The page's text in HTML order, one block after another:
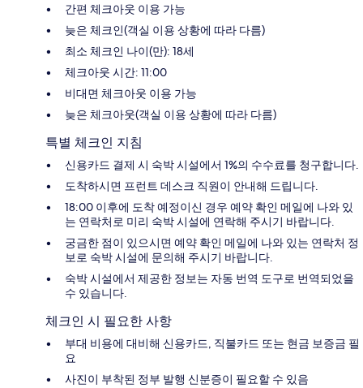
간편 체크아웃 이용 가능
늦은 체크인(객실 이용 상황에 따라 다름)
최소 체크인 나이(만): 18세
체크아웃 시간: 11:00
비대면 체크아웃 이용 가능
늦은 체크아웃(객실 이용 상황에 따라 다름)
특별 체크인 지침
신용카드 결제 시 숙박 시설에서 1%의 수수료를 청구합니다.
도착하시면 프런트 데스크 직원이 안내해 드립니다.
18:00 이후에 도착 예정이신 경우 예약 확인 메일에 나와 있
는 연락처로 미리 숙박 시설에 연락해 주시기 바랍니다.
궁금한 점이 있으시면 예약 확인 메일에 나와 있는 연락처 정
보로 숙박 시설에 문의해 주시기 바랍니다.
숙박 시설에서 제공한 정보는 자동 번역 도구로 번역되었을
수 있습니다.
체크인 시 필요한 사항
부대 비용에 대비해 신용카드, 직불카드 또는 현금 보증금 필
요
사진이 부착된 정부 발행 신분증이 필요할 수 있음